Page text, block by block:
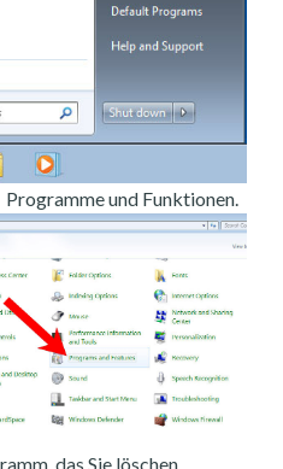
und Funktionen.
das Sie löschen